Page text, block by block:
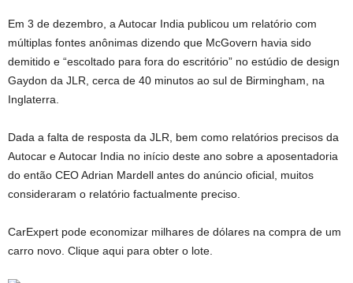
Em 3 de dezembro, a Autocar India publicou um relatório com
múltiplas fontes anônimas dizendo que McGovern havia sido
demitido e “escoltado para fora do escritório” no estúdio de design
Gaydon da JLR, cerca de 40 minutos ao sul de Birmingham, na
Inglaterra.
Dada a falta de resposta da JLR, bem como relatórios precisos da
Autocar e Autocar India no início deste ano sobre a aposentadoria
do então CEO Adrian Mardell antes do anúncio oficial, muitos
consideraram o relatório factualmente preciso.
CarExpert pode economizar milhares de dólares na compra de um
carro novo. Clique aqui para obter o lote.